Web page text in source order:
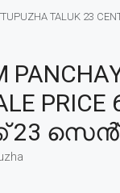
SALE
സെൻ്റ്